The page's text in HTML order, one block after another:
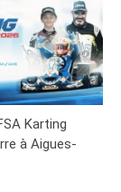
Karting
à Aigues-